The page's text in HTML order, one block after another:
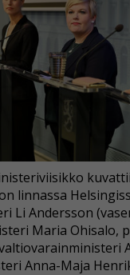
linnassa
Li Andersson
Maria Ohisalo,
Anna-Maja